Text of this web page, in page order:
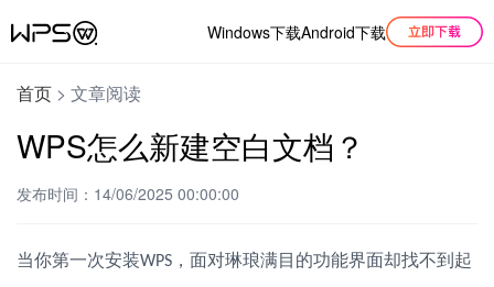
Windows下载Android下载
首页 > 文章阅读
WPS怎么新建空白文档？
发布时间：14/06/2025 00:00:00
当你第一次安装WPS ，面对琳琅满目的功能界面却找不到起